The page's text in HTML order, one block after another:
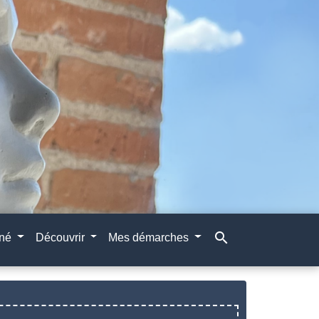
Découvrir Mes démarches search